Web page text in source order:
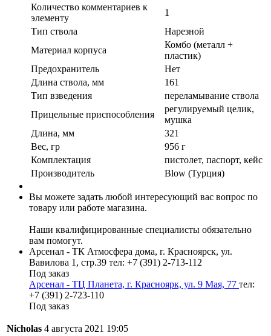
Количество комментариев к
элементу
1
Тип ствола
Нарезной
Материал корпуса
Комбо (металл +
пластик)
Предохранитель
Нет
Длина ствола, мм
161
Тип взведения
переламывание ствола
Прицельные приспособления
регулируемый целик,
мушка
Длина, мм
321
Вес, гр
956 г
Комплектация
пистолет, паспорт, кейс
Производитель
Blow (Турция)
Вы можете задать любой интересующий вас вопрос по
товару или работе магазина.
Наши квалифицированные специалисты обязательно
вам помогут.
Арсенал - ТК Атмосфера дома, г. Красноярск, ул.
Вавилова 1, стр.39 тел: +7 (391) 2-713-112
Под заказ
Арсенал - ТЦ Планета, г. Красноярк, ул. 9 Мая, 77 тел:
+7 (391) 2-723-110
Под заказ
Nicholas 4 августа 2021 19:05